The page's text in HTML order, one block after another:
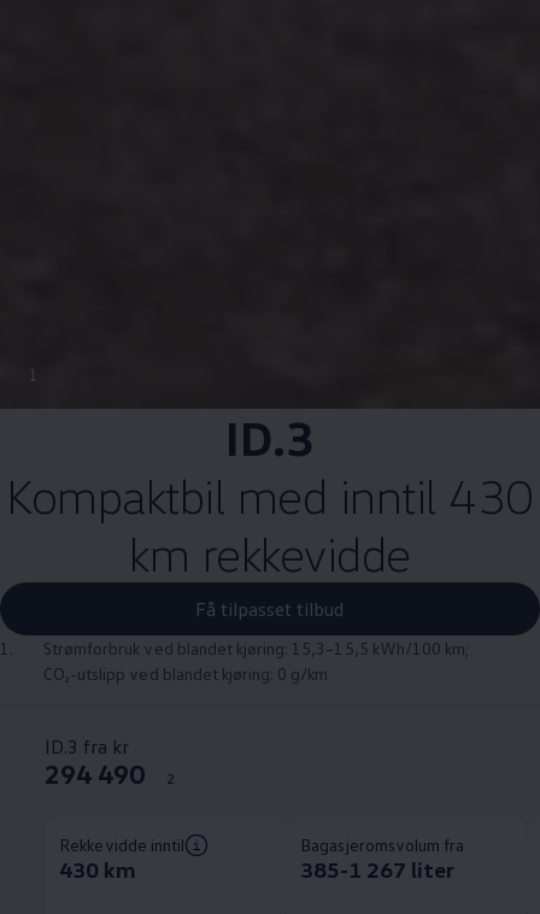
1
ID.3
Kompaktbil med inntil 430
km rekkevidde
Få tilpasset tilbud
1.
Strømforbruk ved blandet kjøring: 15,3–15,5 kWh/100 km;
CO₂-utslipp ved blandet kjøring: 0 g/km
ID.3 fra kr
294 490 2
Rekkevidde inntil
430 km
Bagasjeromsvolum fra
385-1 267 liter